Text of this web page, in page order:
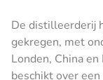
De distilleerderij
gekregen, met
Londen, China
beschikt over